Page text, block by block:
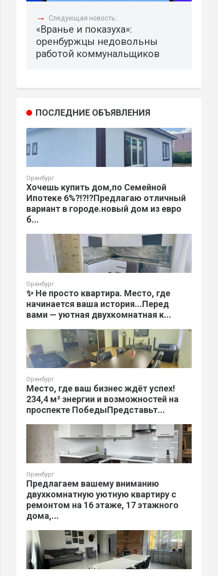
→ Следующая новость:
«Вранье и показуха»:
оренбуржцы недовольны
работой коммунальщиков
ПОСЛЕДНИЕ ОБЪЯВЛЕНИЯ
Оренбург
Хочешь купить дом,по Семейной
Ипотеке 6%?!?!?Предлагаю отличный
вариант в городе.новый дом из евро
б...
Оренбург
✨ Не просто квартира. Место, где
начинается ваша история...Перед
вами — уютная двухкомнатная к...
Оренбург
Место, где ваш бизнес ждёт успех!
234,4 м² энергии и возможностей на
проспекте ПобедыПредставьт...
Оренбург
Предлагаем вашему вниманию
двухкомнатную уютную квартиру с
ремонтом на 16 этаже, 17 этажного
дома,...